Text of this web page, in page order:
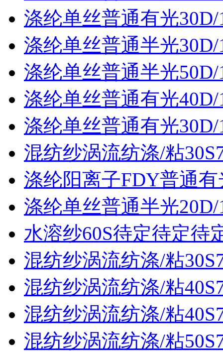
涤纶单丝普通有光30D/
涤纶单丝普通半光30D/
涤纶单丝普通半光50D/
涤纶单丝普通有光40D/
涤纶单丝普通有光30D/
混纺纱涡流纺涤/粘
涤纶阳离子FDY普通有
涤纶单丝普通半光20D/
水溶纱60S待定待定待
混纺纱涡流纺涤/粘
混纺纱涡流纺涤/粘
混纺纱涡流纺涤/粘
混纺纱涡流纺涤/粘